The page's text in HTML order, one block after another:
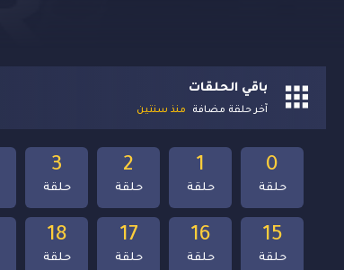
باقي الحلقات
آخر حلقة مضافة منذ سنتين
18
حلقة
17
حلقة
16
حلقة
15
حلقة
3
حلقة
2
حلقة
1
حلقة
0
حلقة